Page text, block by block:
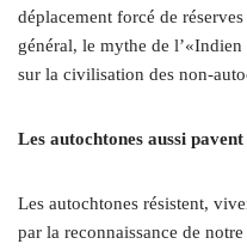
déplacement forcé de
général, le mythe de
sur la civilisation des non-
Les autochtones aussi
Les autochtones résistent,
par la reconnaissance de